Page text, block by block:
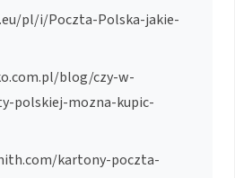
pl/i/Poczta-Polska-jakie-
blog/czy-w-
polskiej-mozna-kupic-
kartony-poczta-